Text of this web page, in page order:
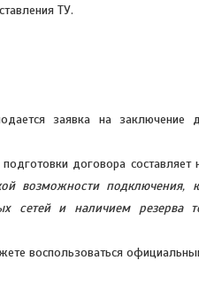
ТУ.
заявка на заключение
договора составляет
возможности подключения,
сетей и наличием резерва
воспользоваться